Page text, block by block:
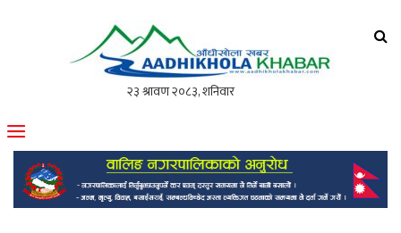
मोफसलकै लोकप्रिय अनलाइन पत्रिका